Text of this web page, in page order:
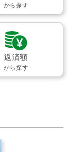
から探す
返済額
から探す